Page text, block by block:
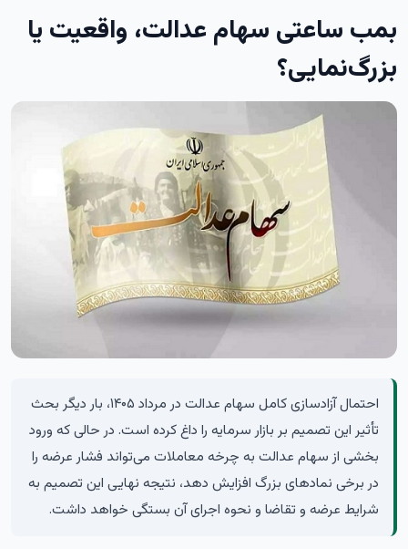
بمب ساعتی سهام عدالت، واقعیت یا
بزرگ‌نمایی؟
احتمال آزادسازی کامل سهام عدالت در مرداد ۱۴۰۵، بار دیگر بحث
تأثیر این تصمیم بر بازار سرمایه را داغ کرده است. در حالی که ورود
بخشی از سهام عدالت به چرخه معاملات می‌تواند فشار عرضه را
در برخی نمادهای بزرگ افزایش دهد، نتیجه نهایی این تصمیم به
شرایط عرضه و تقاضا و نحوه اجرای آن بستگی خواهد داشت.